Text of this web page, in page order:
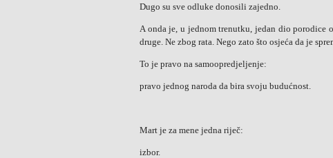
Dugo su sve odluke donosili zajedno.
A onda je, u jednom trenutku, jedan dio porodice
druge. Ne zbog rata. Nego zato što osjeća da je
To je pravo na samoopredjeljenje:
pravo jednog naroda da bira svoju budućnost.
Mart je za mene jedna riječ:
izbor.